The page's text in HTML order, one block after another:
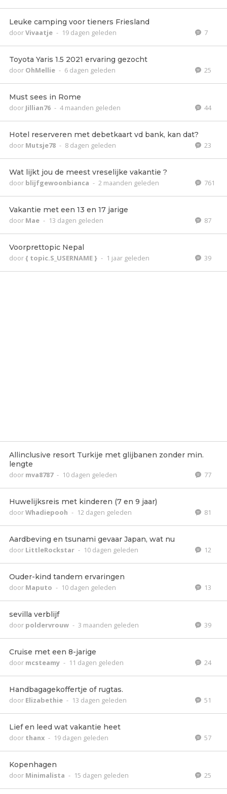
Leuke camping voor tieners Friesland
doorVivaatje - 19 dagen geleden 7
Toyota Yaris 1.5 2021 ervaring gezocht
door OhMellie - 6 dagen geleden 25
Must sees in Rome
door Jillian76 - 4 maanden geleden 44
Hotel reserveren met debetkaart vd bank, kan dat?
door Mutsje78 - 8 dagen geleden 23
Wat lijkt jou de meest vreselijke vakantie ?
door blijfgewoonbianca - 2 maanden geleden 761
Vakantie met een 13 en 17 jarige
door Mae - 13 dagen geleden 87
Voorprettopic Nepal
door{ topic.S_USERNAME } - 1 jaar geleden 39
Allinclusive resort Turkije met glijbanen zonder min.
lengte
door mva8787 - 10 dagen geleden 77
Huwelijksreis met kinderen (7 en 9 jaar)
doorWhadiepooh - 12 dagen geleden 81
Aardbeving en tsunami gevaar Japan, wat nu
door LittleRockstar - 10 dagen geleden 12
Ouder-kind tandem ervaringen
door Maputo - 10 dagen geleden 13
sevilla verblijf
door poldervrouw - 3 maanden geleden 39
Cruise met een 8-jarige
door mcsteamy - 11 dagen geleden 24
Handbagagekoffertje of rugtas.
door Elizabethie - 13 dagen geleden 51
Lief en leed wat vakantie heet
door thanx - 19 dagen geleden 57
Kopenhagen
door Minimalista - 15 dagen geleden 25